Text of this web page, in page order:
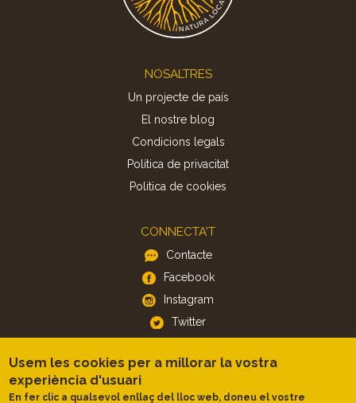
NOSALTRES
Un projecte de país
El nostre blog
Condicions legals
Política de privacitat
Politica de cookies
CONNECTA'T
Contacte
Facebook
Instagram
Twitter
APP
iOS
Usem les cookies per a millorar la vostra
experiència d'usuari
En fer clic a qualsevol enllaç del lloc web, doneu el vostre